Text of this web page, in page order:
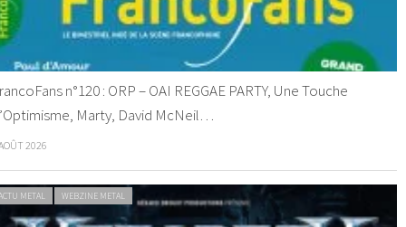
n°120 : ORP – OAI REGGAE PARTY, Une Touche
Marty, David McNeil…
2026
METAL WEBZINE METAL